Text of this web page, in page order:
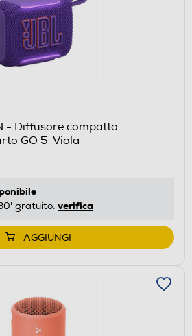
- Diffusore compatto
GO 5-Viola
gratuito: verifica
AGGIUNGI